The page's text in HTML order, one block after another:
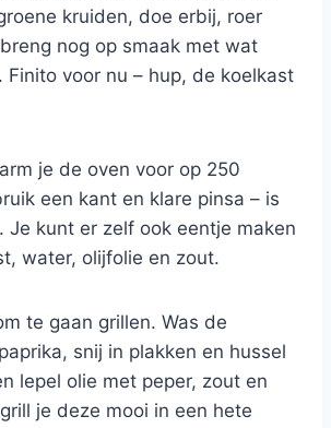
kruiden, doe erbij, roer
nog op smaak met wat
Finito voor nu – hup, de koelkast
je de oven voor op 250
een kant en klare pinsa – is
Je kunt er zelf ook eentje maken
water, olijfolie en zout.
te gaan grillen. Was de
snij in plakken en hussel
lepel olie met peper, zout en
je deze mooi in een hete